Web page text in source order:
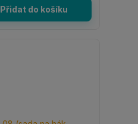
Přidat do košíku